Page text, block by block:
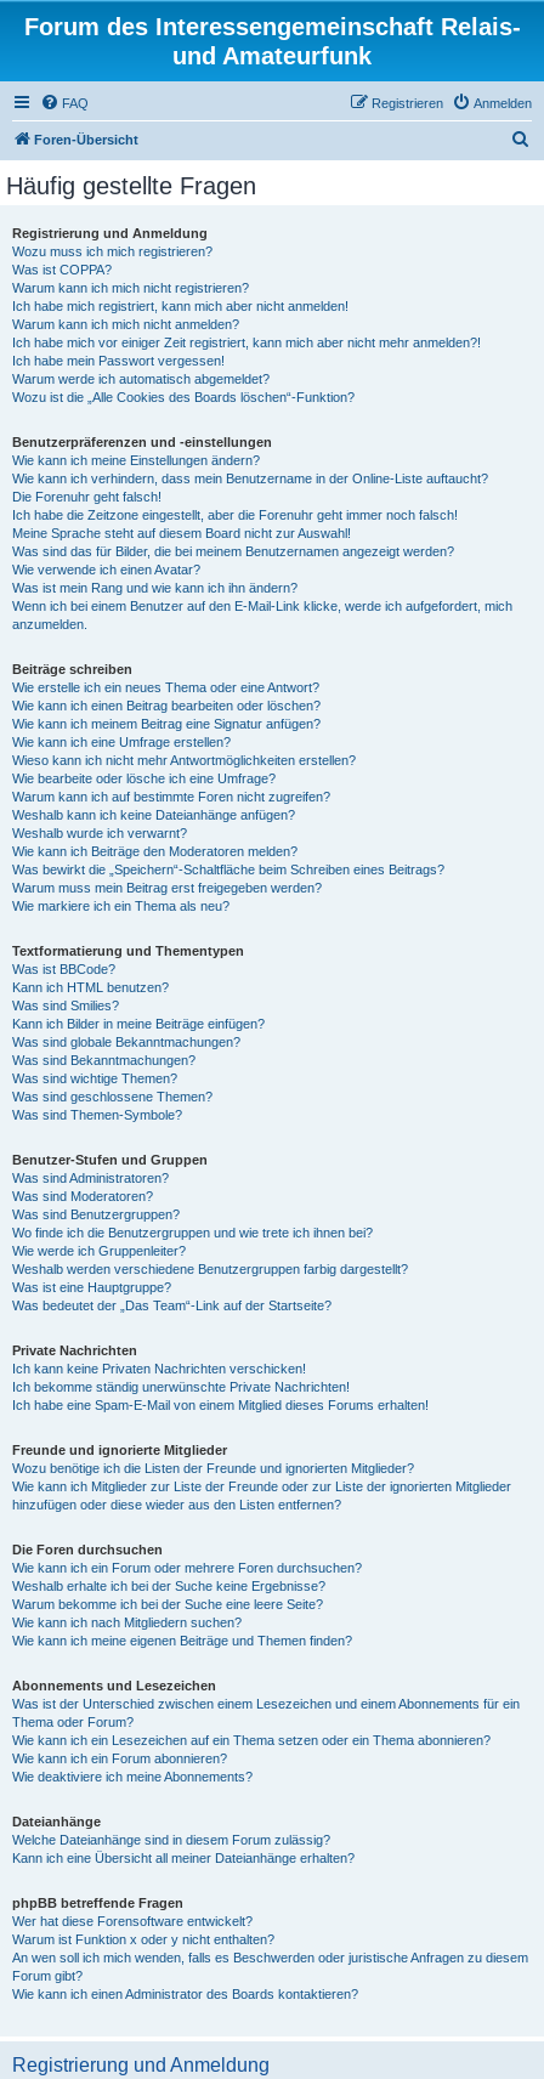
Forum des Interessengemeinschaft Relais-
und Amateurfunk
FAQ Anmelden
Registrieren
Foren-Übersicht
Häufig gestellte Fragen
Registrierung und Anmeldung
Wozu muss ich mich registrieren?
Was ist COPPA?
Warum kann ich mich nicht registrieren?
Ich habe mich registriert, kann mich aber nicht anmelden!
Warum kann ich mich nicht anmelden?
Ich habe mich vor einiger Zeit registriert, kann mich aber nicht mehr anmelden?!
Ich habe mein Passwort vergessen!
Warum werde ich automatisch abgemeldet?
Wozu ist die „Alle Cookies des Boards löschen“-Funktion?
Benutzerpräferenzen und -einstellungen
Wie kann ich meine Einstellungen ändern?
Wie kann ich verhindern, dass mein Benutzername in der Online-Liste auftaucht?
Die Forenuhr geht falsch!
Ich habe die Zeitzone eingestellt, aber die Forenuhr geht immer noch falsch!
Meine Sprache steht auf diesem Board nicht zur Auswahl!
Was sind das für Bilder, die bei meinem Benutzernamen angezeigt werden?
Wie verwende ich einen Avatar?
Was ist mein Rang und wie kann ich ihn ändern?
Wenn ich bei einem Benutzer auf den E-Mail-Link klicke, werde ich aufgefordert, mich
anzumelden.
Beiträge schreiben
Wie erstelle ich ein neues Thema oder eine Antwort?
Wie kann ich einen Beitrag bearbeiten oder löschen?
Wie kann ich meinem Beitrag eine Signatur anfügen?
Wie kann ich eine Umfrage erstellen?
Wieso kann ich nicht mehr Antwortmöglichkeiten erstellen?
Wie bearbeite oder lösche ich eine Umfrage?
Warum kann ich auf bestimmte Foren nicht zugreifen?
Weshalb kann ich keine Dateianhänge anfügen?
Weshalb wurde ich verwarnt?
Wie kann ich Beiträge den Moderatoren melden?
Was bewirkt die „Speichern“-Schaltfläche beim Schreiben eines Beitrags?
Warum muss mein Beitrag erst freigegeben werden?
Wie markiere ich ein Thema als neu?
Textformatierung und Thementypen
Was ist BBCode?
Kann ich HTML benutzen?
Was sind Smilies?
Kann ich Bilder in meine Beiträge einfügen?
Was sind globale Bekanntmachungen?
Was sind Bekanntmachungen?
Was sind wichtige Themen?
Was sind geschlossene Themen?
Was sind Themen-Symbole?
Benutzer-Stufen und Gruppen
Was sind Administratoren?
Was sind Moderatoren?
Was sind Benutzergruppen?
Wo finde ich die Benutzergruppen und wie trete ich ihnen bei?
Wie werde ich Gruppenleiter?
Weshalb werden verschiedene Benutzergruppen farbig dargestellt?
Was ist eine Hauptgruppe?
Was bedeutet der „Das Team“-Link auf der Startseite?
Private Nachrichten
Ich kann keine Privaten Nachrichten verschicken!
Ich bekomme ständig unerwünschte Private Nachrichten!
Ich habe eine Spam-E-Mail von einem Mitglied dieses Forums erhalten!
Freunde und ignorierte Mitglieder
Wozu benötige ich die Listen der Freunde und ignorierten Mitglieder?
Wie kann ich Mitglieder zur Liste der Freunde oder zur Liste der ignorierten Mitglieder
hinzufügen oder diese wieder aus den Listen entfernen?
Die Foren durchsuchen
Wie kann ich ein Forum oder mehrere Foren durchsuchen?
Weshalb erhalte ich bei der Suche keine Ergebnisse?
Warum bekomme ich bei der Suche eine leere Seite?
Wie kann ich nach Mitgliedern suchen?
Wie kann ich meine eigenen Beiträge und Themen finden?
Abonnements und Lesezeichen
Was ist der Unterschied zwischen einem Lesezeichen und einem Abonnements für ein
Thema oder Forum?
Wie kann ich ein Lesezeichen auf ein Thema setzen oder ein Thema abonnieren?
Wie kann ich ein Forum abonnieren?
Wie deaktiviere ich meine Abonnements?
Dateianhänge
Welche Dateianhänge sind in diesem Forum zulässig?
Kann ich eine Übersicht all meiner Dateianhänge erhalten?
phpBB betreffende Fragen
Wer hat diese Forensoftware entwickelt?
Warum ist Funktion x oder y nicht enthalten?
An wen soll ich mich wenden, falls es Beschwerden oder juristische Anfragen zu diesem
Forum gibt?
Wie kann ich einen Administrator des Boards kontaktieren?
Registrierung und Anmeldung